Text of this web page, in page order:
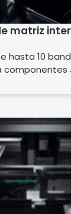
matriz
hasta 10
componentes